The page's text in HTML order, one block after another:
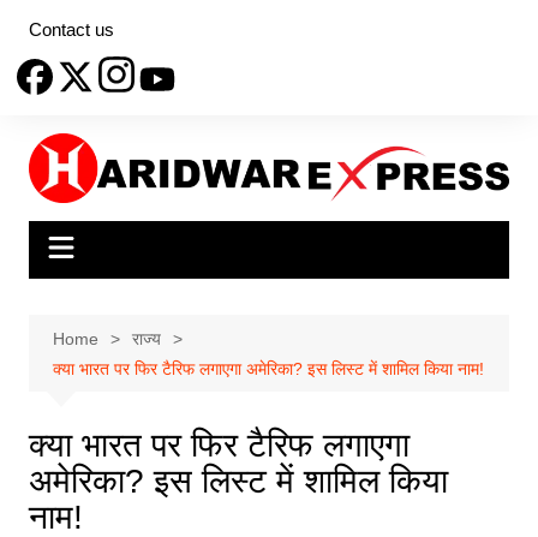
content
Contact us
Home
राज्य
क्या भारत पर फिर टैरिफ लगाएगा अमेरिका? इस लिस्ट में शामिल किया नाम!
क्या भारत पर फिर टैरिफ लगाएगा
अमेरिका? इस लिस्ट में शामिल किया
नाम!